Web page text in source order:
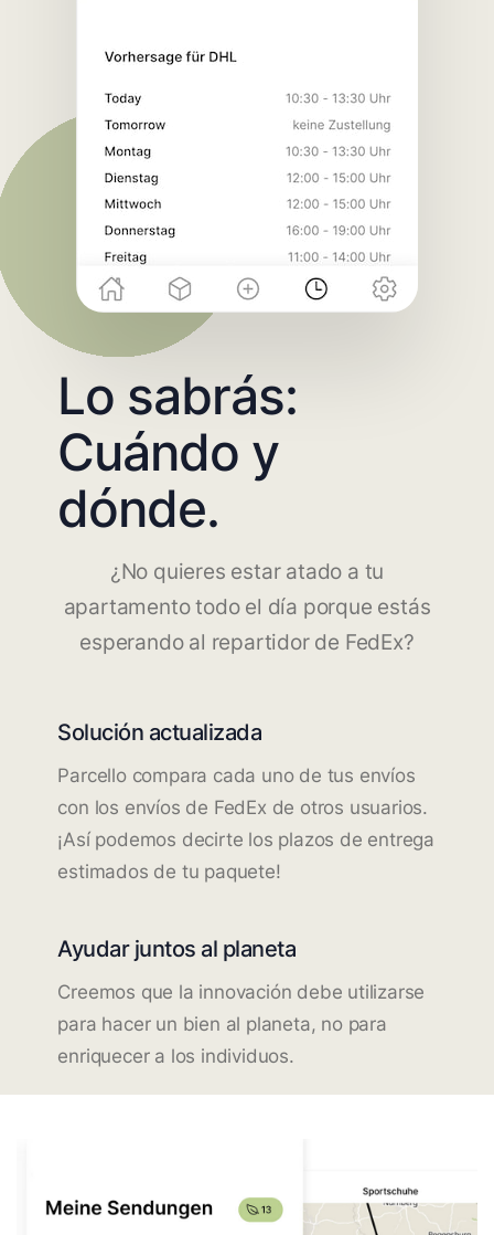
Lo sabrás:
Cuándo y
dónde.
¿No quieres estar atado a tu
apartamento todo el día porque estás
esperando al repartidor de FedEx?
Solución actualizada
Parcello compara cada uno de tus envíos
con los envíos de FedEx de otros usuarios.
¡Así podemos decirte los plazos de entrega
estimados de tu paquete!
Ayudar juntos al planeta
Creemos que la innovación debe utilizarse
para hacer un bien al planeta, no para
enriquecer a los individuos.